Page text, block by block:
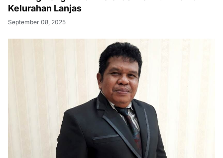
Kelurahan Lanjas
September 08, 2025